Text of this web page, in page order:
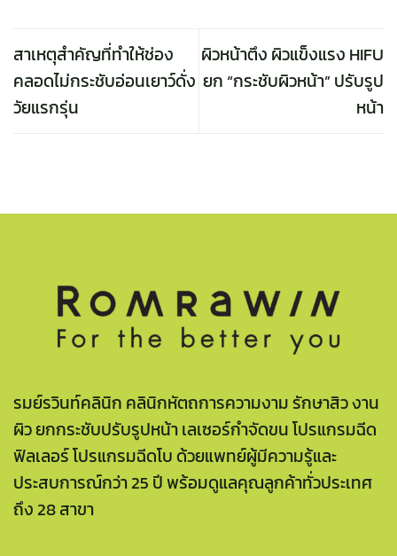
สาเหตุสำคัญที่ทำให้ช่อง
คลอดไม่กระชับอ่อนเยาว์ดั่ง
วัยแรกรุ่น
ผิวหน้าตึง ผิวแข็งแรง HIFU
ยก “กระชับผิวหน้า” ปรับรูป
หน้า
รมย์รวินท์คลินิก คลินิกหัตถการความงาม รักษาสิว งาน
ผิว ยกกระชับปรับรูปหน้า เลเซอร์กำจัดขน โปรแกรมฉีด
ฟิลเลอร์ โปรแกรมฉีดโบ ด้วยแพทย์ผู้มีความรู้และ
ประสบการณ์กว่า 25 ปี พร้อมดูแลคุณลูกค้าทั่วประเทศ
ถึง 28 สาขา